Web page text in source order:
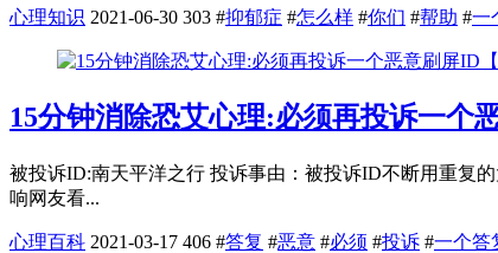
心理知识 2021-06-30 303 #抑郁症 #怎么样 #你们 #帮助 #一
15分钟消除恐艾心理:必须再投诉一个
被投诉ID:南天平洋之行 投诉事由：被投诉ID不断用重复
响网友看...
心理百科 2021-03-17 406 #答复 #恶意 #必须 #投诉 #一个答